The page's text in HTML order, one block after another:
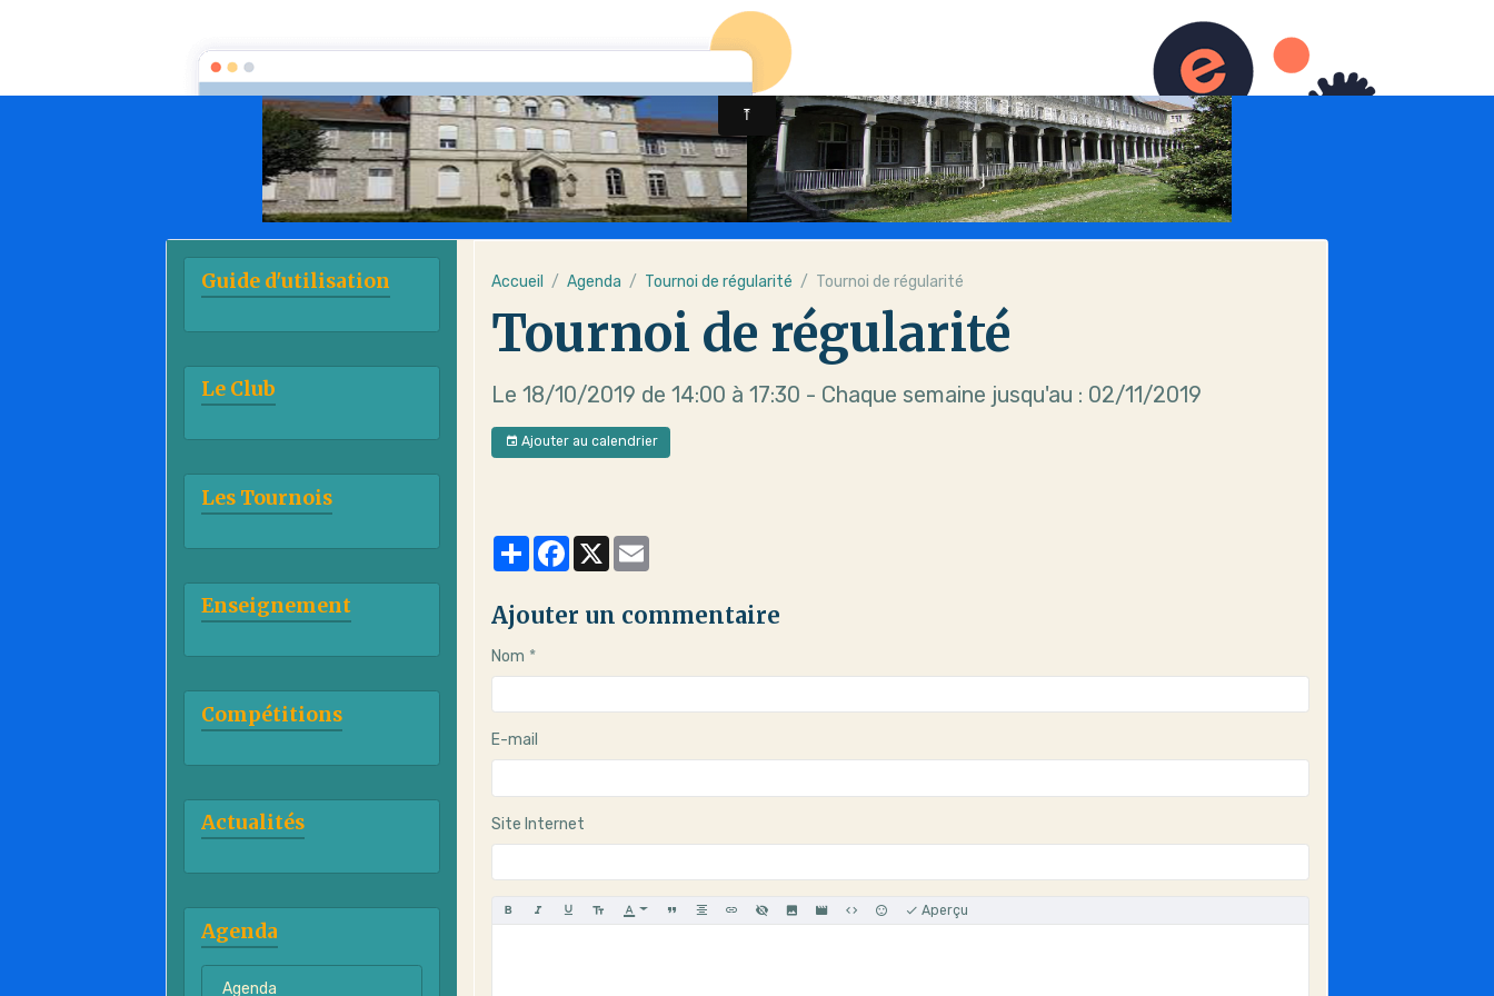
Accueil Agenda Tournoi de régularité Tournoi de régularité
Tournoi de régularité
Le 18/10/2019 de 14:00 à 17:30 - Chaque semaine jusqu'au : 02/11/2019
Ajouter au calendrier
PartagerFacebook
X
Ajouter un commentaire
Nom
E-mail
Site Internet
Aperçu
Guide d'utilisation
Le Club
Les Tournois
Enseignement
Compétitions
Actualités
Agenda
Agenda